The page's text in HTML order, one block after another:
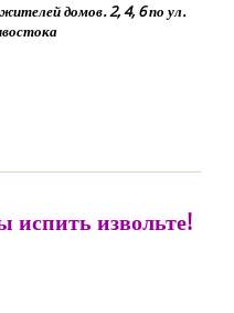
домов. 2, 4, 6 по ул.
испить извольте!